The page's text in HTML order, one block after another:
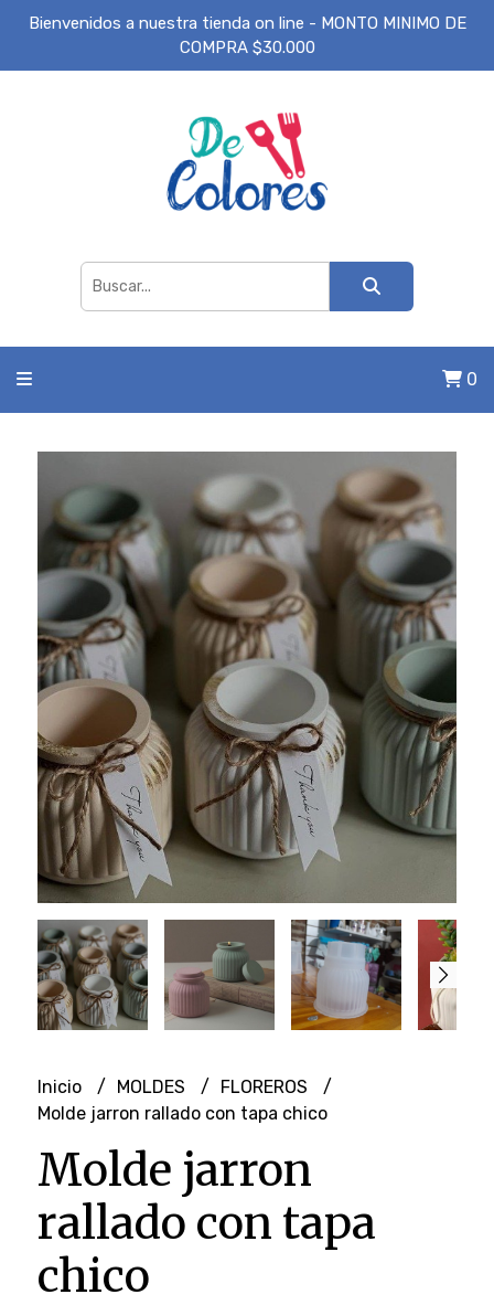
Bienvenidos a nuestra tienda on line - MONTO MINIMO DE
COMPRA $30.000
0
Inicio MOLDES
FLOREROS
Molde jarron rallado con tapa chico
Molde jarron
rallado con tapa
chico